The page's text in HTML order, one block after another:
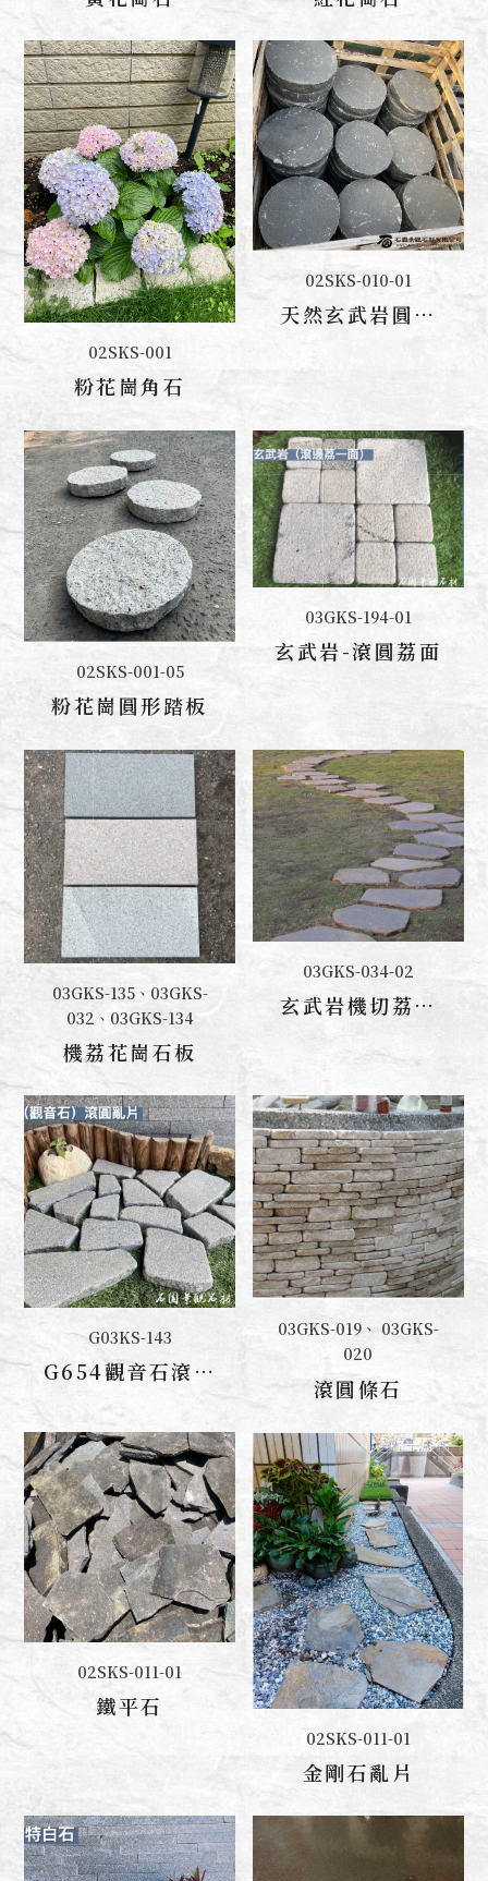
聯絡我們02SKS-001
粉花崗角石
聯絡我們02SKS-010-01
天然玄武岩圓型
聯絡我們02SKS-001-05
粉花崗圓形踏板
聯絡我們03GKS-194-01
玄武岩-滾圓荔面
聯絡我們
03GKS-135、03GKS-
032、03GKS-134
機荔花崗石板
聯絡我們03GKS-034-02
玄武岩機切荔面
聯絡我們G03KS-143
G654觀音石滾圓
聯絡我們
03GKS-019、 03GKS-
020
滾圓條石
聯絡我們02SKS-011-01
鐵平石
聯絡我們02SKS-011-01
金剛石亂片